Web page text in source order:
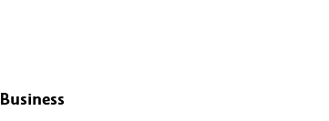
Business